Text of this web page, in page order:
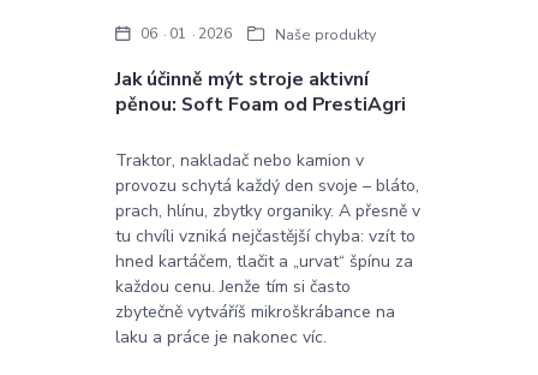
Jak účinně mýt stroje aktivní
pěnou: Soft Foam od PrestiAgri
06 01 2026 Naše produkty
Traktor, nakladač nebo kamion v
provozu schytá každý den svoje – bláto,
prach, hlínu, zbytky organiky. A přesně v
tu chvíli vzniká nejčastější chyba: vzít to
hned kartáčem, tlačit a „urvat“ špínu za
každou cenu. Jenže tím si často
zbytečně vytváříš mikroškrábance na
laku a práce je nakonec víc.